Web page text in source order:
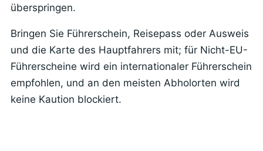
überspringen.
Bringen Sie Führerschein, Reisepass oder Ausweis
und die Karte des Hauptfahrers mit; für Nicht-EU-
Führerscheine wird ein internationaler Führerschein
empfohlen, und an den meisten Abholorten wird
keine Kaution blockiert.